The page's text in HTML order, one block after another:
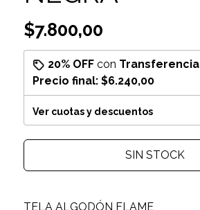
$7.800,00
20% OFFcon Transferencia
Precio final: $6.240,00
Ver cuotas y descuentos
SIN STOCK
TELA ALGODÓN FLAME